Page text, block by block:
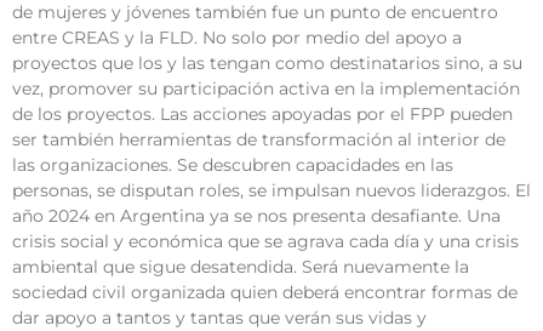
de mujeres y jóvenes también fue un punto de encuentro
entre CREAS y la FLD. No solo por medio del apoyo a
proyectos que los y las tengan como destinatarios sino, a su
vez, promover su participación activa en la implementación
de los proyectos. Las acciones apoyadas por el FPP pueden
ser también herramientas de transformación al interior de
las organizaciones. Se descubren capacidades en las
personas, se disputan roles, se impulsan nuevos liderazgos. El
año 2024 en Argentina ya se nos presenta desafiante. Una
crisis social y económica que se agrava cada día y una crisis
ambiental que sigue desatendida. Será nuevamente la
sociedad civil organizada quien deberá encontrar formas de
dar apoyo a tantos y tantas que verán sus vidas y